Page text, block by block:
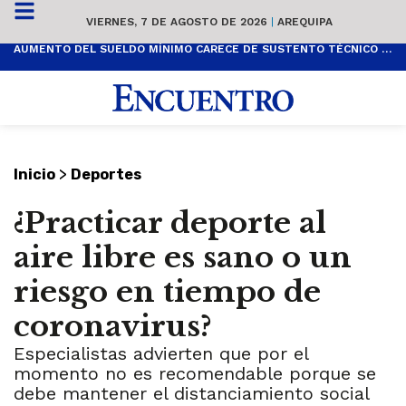
VIERNES, 7 DE AGOSTO DE 2026 | AREQUIPA
AUMENTO DEL SUELDO MÍNIMO CARECE DE SUSTENTO TÉCNICO Y ES POPULISTA
Inicio > Deportes
¿Practicar deporte al
aire libre es sano o un
riesgo en tiempo de
coronavirus?
Especialistas advierten que por el
momento no es recomendable porque se
debe mantener el distanciamiento social